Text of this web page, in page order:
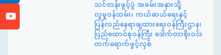
သင်တန်းဖွင့်ပွဲ အခမ်းအနားသို့
လူမှုဝန်ထမ်း၊ ကယ်ဆယ်ရေးနှင့်
ပြန်လည်နေရာချထားရေးဝန်ကြီးဌာန၊
ပြည်ထောင်စုဝန်ကြီး ဒေါက်တာစိုးဝင်း
တက်ရောက်ဖွင့်လှစ်